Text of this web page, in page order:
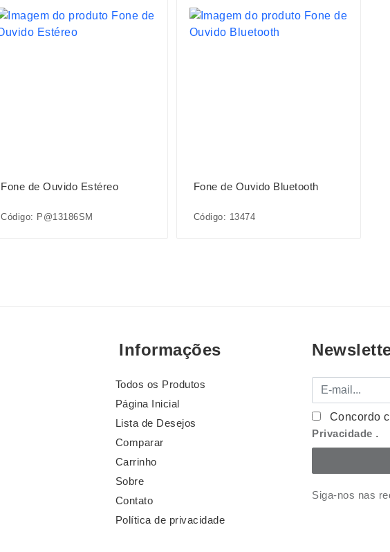
Fone de Ouvido Estéreo
Código: P@13186SM
Fone de Ouvido Bluetooth
Código: 13474
Informações
Todos os Produtos
Página Inicial
Lista de Desejos
Comparar
Carrinho
Sobre
Contato
Política de privacidade
E-mail
Concordo
Privacidade .
Siga-nos nas